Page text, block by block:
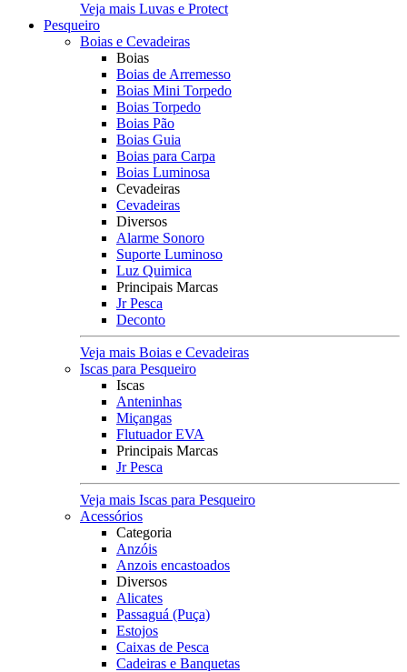
Veja mais Luvas e Protect
Pesqueiro
Boias e Cevadeiras
Boias
Boias de Arremesso
Boias Mini Torpedo
Boias Torpedo
Boias Pão
Boias Guia
Boias para Carpa
Boias Luminosa
Cevadeiras
Cevadeiras
Diversos
Alarme Sonoro
Suporte Luminoso
Luz Quimica
Principais Marcas
Jr Pesca
Deconto
Veja mais Boias e Cevadeiras
Iscas para Pesqueiro
Iscas
Anteninhas
Miçangas
Flutuador EVA
Principais Marcas
Jr Pesca
Veja mais Iscas para Pesqueiro
Acessórios
Categoria
Anzóis
Anzois encastoados
Diversos
Alicates
Passaguá (Puça)
Estojos
Caixas de Pesca
Cadeiras e Banquetas